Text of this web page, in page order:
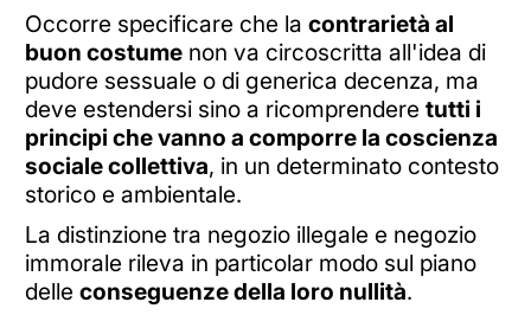
Occorre specificare che la contrarietà al
buon costumenon va circoscritta all'idea di
pudore sessuale o di generica decenza, ma
deve estendersi sino a ricomprendere tutti i
principi che vanno a comporre la coscienza
sociale collettiva, in un determinato contesto
storico e ambientale.
La distinzione tra negozio illegale e negozio
immorale rileva in particolar modo sul piano
delle conseguenze della loro nullità.